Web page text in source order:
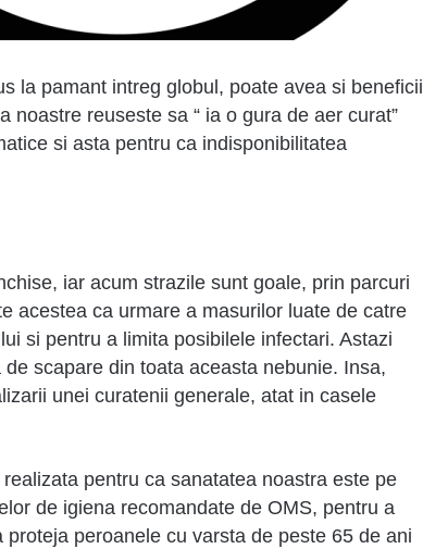
la pamant intreg globul, poate avea si beneficii
reuseste sa “ ia o gura de aer curat”
si asta pentru ca indisponibilitatea
iar acum strazile sunt goale, prin parcuri
acestea ca urmare a masurilor luate de catre
si pentru a limita posibilele infectari. Astazi
scapare din toata aceasta nebunie. Insa,
unei curatenii generale, atat in casele
pentru ca sanatatea noastra este pe
de igiena recomandate de OMS, pentru a
peroanele cu varsta de peste 65 de ani